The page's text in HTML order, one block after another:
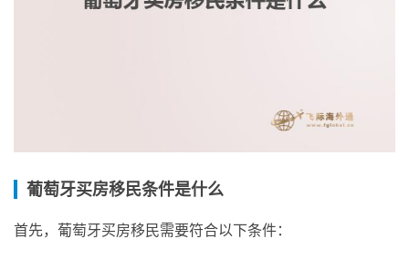
葡萄牙买房移民条件是什么
首先，葡萄牙买房移民需要符合以下条件：